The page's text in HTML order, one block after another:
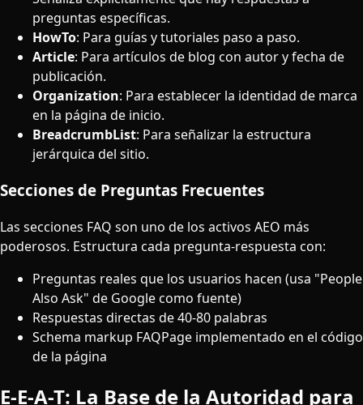
preguntas específicas.
HowTo: Para guías y tutoriales paso a paso.
Article: Para artículos de blog con autor y fecha de
publicación.
Organization: Para establecer la identidad de marca
en la página de inicio.
BreadcrumbList: Para señalizar la estructura
jerárquica del sitio.
Secciones de Preguntas Frecuentes
Las secciones FAQ son uno de los activos AEO más
poderosos. Estructura cada pregunta-respuesta con:
Preguntas reales que los usuarios hacen (usa "People
Also Ask" de Google como fuente)
Respuestas directas de 40-80 palabras
Schema markup FAQPage implementado en el código
de la página
E-E-A-T: La Base de la Autoridad para